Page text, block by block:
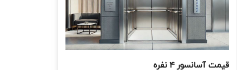
قیمت آسانسور ۴ نفره